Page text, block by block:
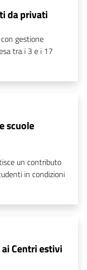
da privati
gestione
tra i 3 e i 17
scuole
un contributo
in condizioni
Centri estivi